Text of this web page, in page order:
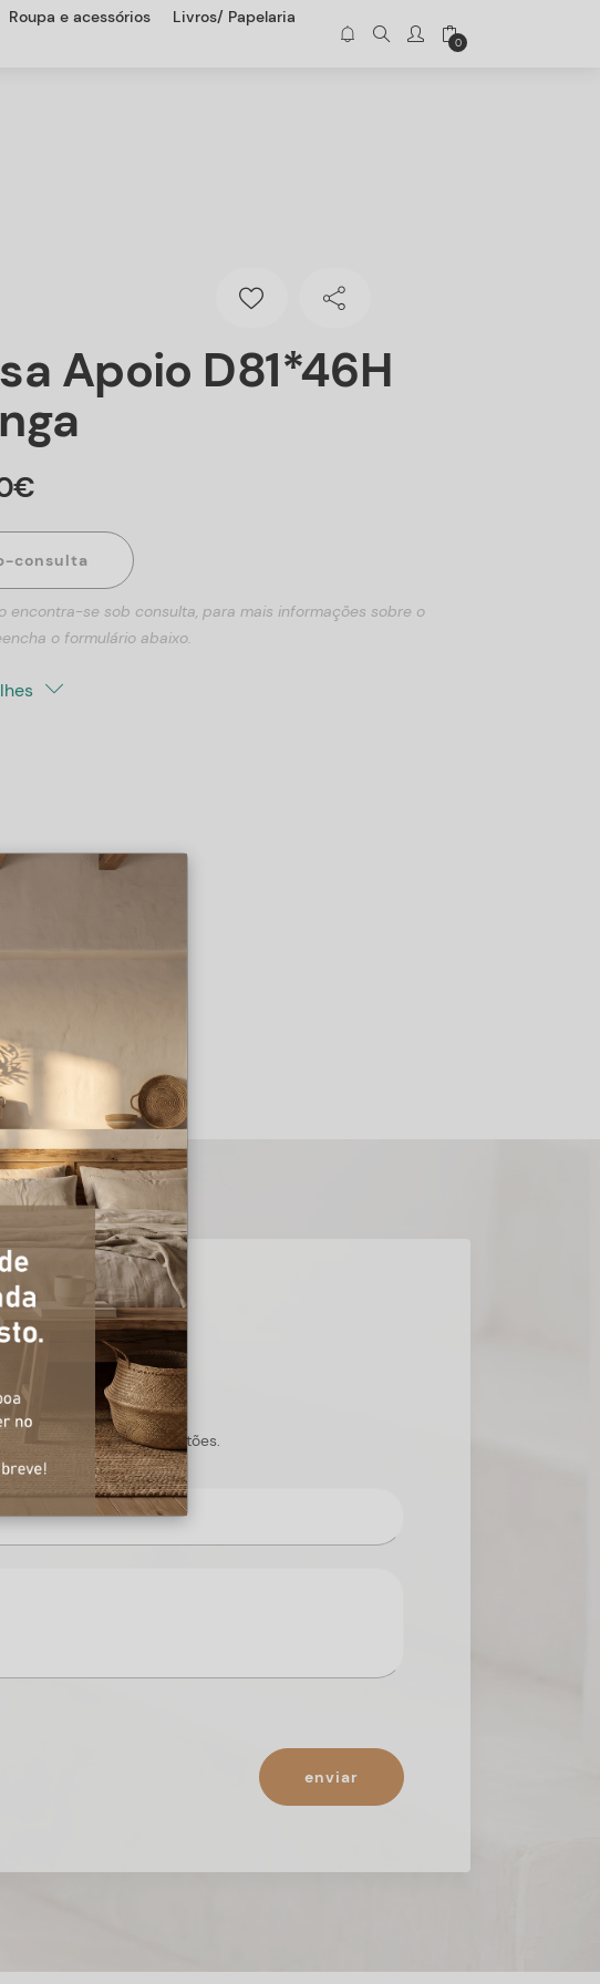
Roupa e acessórios
Livros/ Papelaria
0
Apoio D81*46H
€
consulta
encontra-se sob consulta, para mais informações sobre o
o formulário abaixo.
todas as suas questões.
enviar